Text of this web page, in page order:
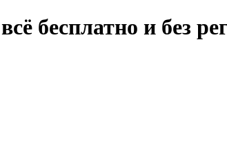
бесплатно и без